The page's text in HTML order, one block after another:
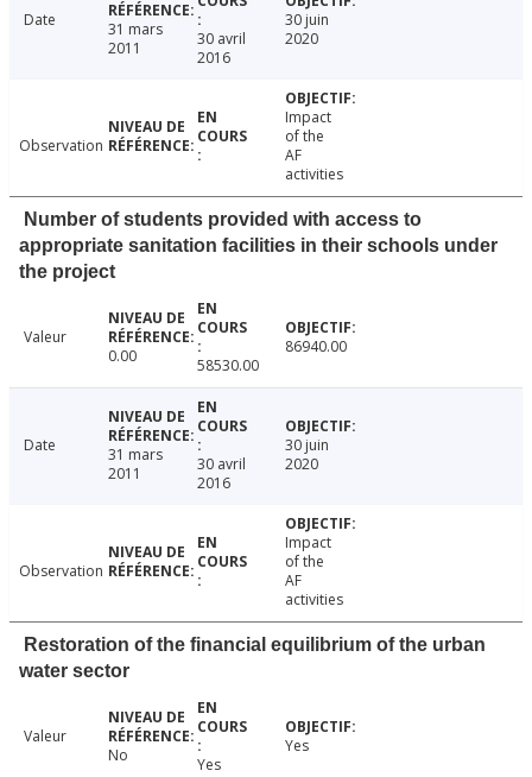
Date
31 mars
2011
30 avril
2016
30 juin
2020
Observation
Impact
of the
AF
activities
Number of students provided with access to
appropriate sanitation facilities in their schools under
the project
Valeur
0.00
58530.00
86940.00
Date
31 mars
2011
30 avril
2016
30 juin
2020
Observation
Impact
of the
AF
activities
Restoration of the financial equilibrium of the urban
water sector
Valeur
No
Yes
Yes